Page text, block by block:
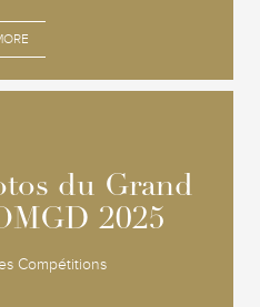
du Grand
2025
Compétitions
du Grand
2025